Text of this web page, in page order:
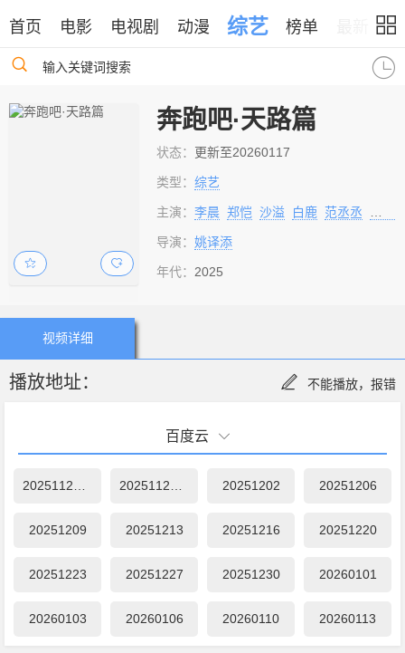
首页 电影 电视剧 动漫 综艺 榜单
输入关键词搜索
奔跑吧·天路篇
状态： 更新至20260117
类型：综艺
主演：李晨 郑恺 沙溢 白鹿 范丞丞
导演：姚译添
年代： 2025
视频详细
播放地址： 不能播放，报错
百度云
20251202 20251206
20251209 20251213 20251216 20251220
20251223 20251227 20251230 20260101
20260103 20260106 20260110 20260113